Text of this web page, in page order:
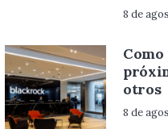
8 de
otros
8 de